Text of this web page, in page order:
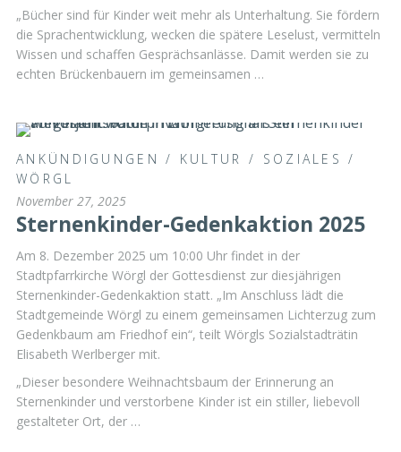
„Bücher sind für Kinder weit mehr als Unterhaltung. Sie fördern
die Sprachentwicklung, wecken die spätere Leselust, vermitteln
Wissen und schaffen Gesprächsanlässe. Damit werden sie zu
echten Brückenbauern im gemeinsamen …
ANKÜNDIGUNGEN / KULTUR / SOZIALES /
WÖRGL
November 27, 2025
Sternenkinder-Gedenkaktion 2025
Am 8. Dezember 2025 um 10:00 Uhr findet in der
Stadtpfarrkirche Wörgl der Gottesdienst zur diesjährigen
Sternenkinder-Gedenkaktion statt. „Im Anschluss lädt die
Stadtgemeinde Wörgl zu einem gemeinsamen Lichterzug zum
Gedenkbaum am Friedhof ein“, teilt Wörgls Sozialstadträtin
Elisabeth Werlberger mit.
„Dieser besondere Weihnachtsbaum der Erinnerung an
Sternenkinder und verstorbene Kinder ist ein stiller, liebevoll
gestalteter Ort, der …